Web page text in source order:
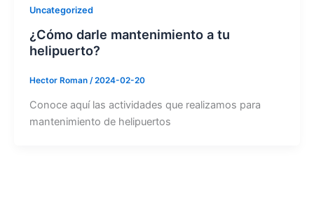
Uncategorized
¿Cómo darle mantenimiento a tu
helipuerto?
Hector Roman /2024-02-20
Conoce aquí las actividades que realizamos para
mantenimiento de helipuertos